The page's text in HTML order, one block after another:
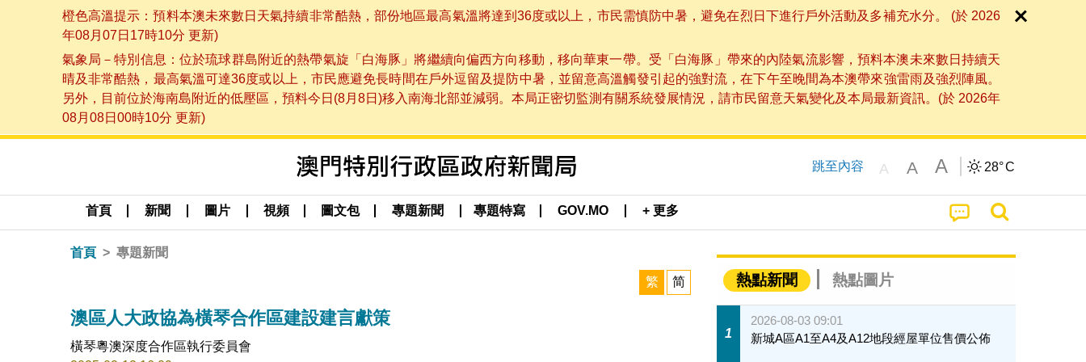
橙色高溫提示：預料本澳未來數日天氣持續非常酷熱，部份地區最高氣溫將達到36度或以上，市民需慎防中暑，避免在烈日下進行戶外活動及多補充水分。 (於 2026
年08月07日17時10分 更新)
氣象局－特別信息：位於琉球群島附近的熱帶氣旋「白海豚」將繼續向偏西方向移動，移向華東一帶。受「白海豚」帶來的內陸氣流影響，預料本澳未來數日持續天
晴及非常酷熱，最高氣溫可達36度或以上，市民應避免長時間在戶外逗留及提防中暑，並留意高溫觸發引起的強對流，在下午至晚間為本澳帶來強雷雨及強烈陣風。
另外，目前位於海南島附近的低壓區，預料今日(8月8日)移入南海北部並減弱。本局正密切監測有關系統發展情況，請市民留意天氣變化及本局最新資訊。(於 2026年
08月08日00時10分 更新)
跳至內容 A A A 28°C
首頁 新聞 圖片 視頻 圖文包 專題新聞 專題特寫 GOV.MO + 更多
首頁 專題新聞
繁 简
澳區人大政協為橫琴合作區建設建言獻策
橫琴粵澳深度合作區執行委員會
熱點新聞 熱點圖片
1
2026-08-03 09:01
新城A區A1至A4及A12地段經屋單位售價公佈